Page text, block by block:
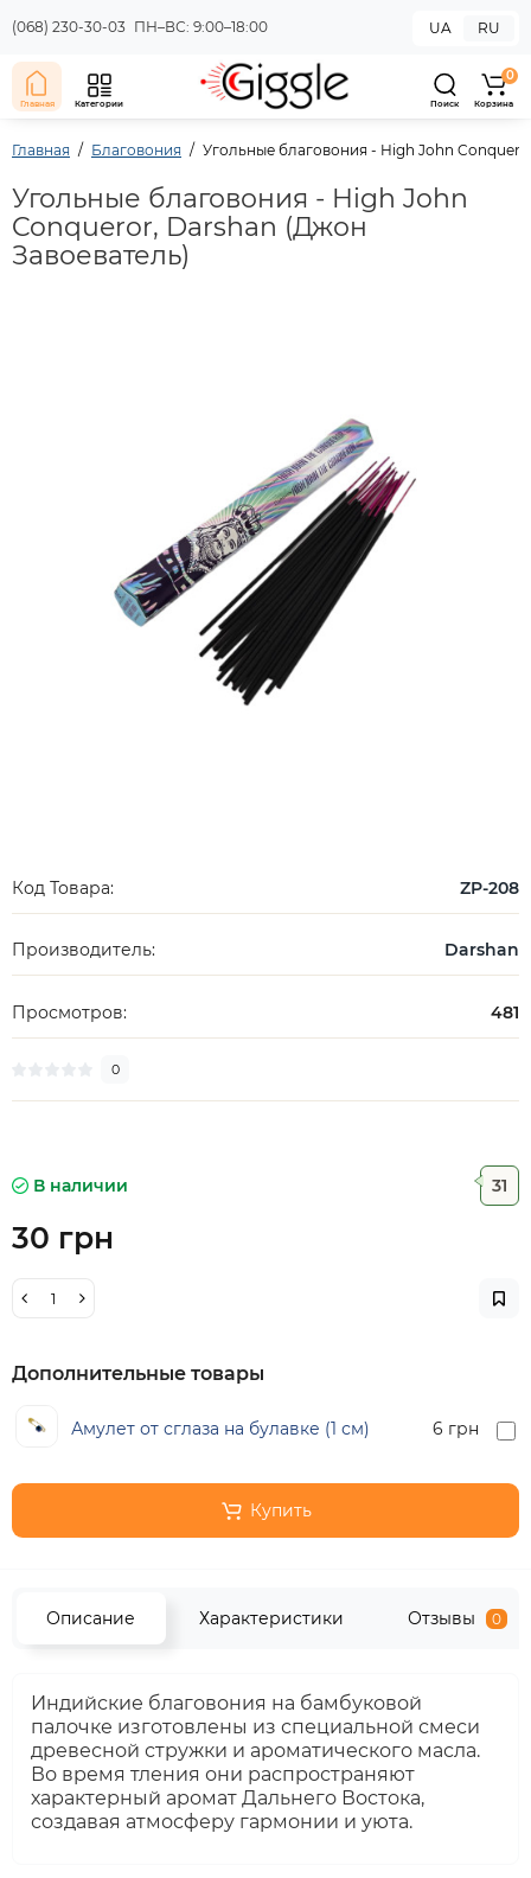
(068) 230-30-03 ПН–ВС: 9:00–18:00 UA RU
Главная Категории Поиск
0
Корзина
Главная Благовония Угольные благовония - High John
Угольные благовония - High John
Conqueror, Darshan (Джон
Завоеватель)
Код Товара: ZP-208
Производитель: Darshan
Просмотров: 481
0
В наличии 31
30 грн
Дополнительные товары
Амулет от сглаза на булавке (1 см) 6 грн
Купить
Описание Характеристики Отзывы 0
Индийские благовония на бамбуковой
палочке изготовлены из специальной смеси
древесной стружки и ароматического масла.
Во время тления они распространяют
характерный аромат Дальнего Востока,
создавая атмосферу гармонии и уюта.